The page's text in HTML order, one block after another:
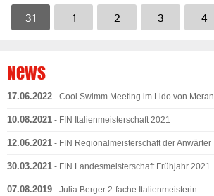
31 1 2 3 4
News
17.06.2022 - Cool Swimm Meeting im Lido von Meran
10.08.2021 - FIN Italienmeisterschaft 2021
12.06.2021 - FIN Regionalmeisterschaft der Anwärter
30.03.2021 - FIN Landesmeisterschaft Frühjahr 2021
07.08.2019 - Julia Berger 2-fache Italienmeisterin